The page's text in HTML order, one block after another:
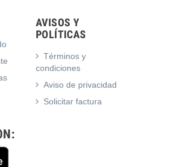
AVISOS Y
POLÍTICAS
Términos y
condiciones
Aviso de privacidad
Solicitar factura